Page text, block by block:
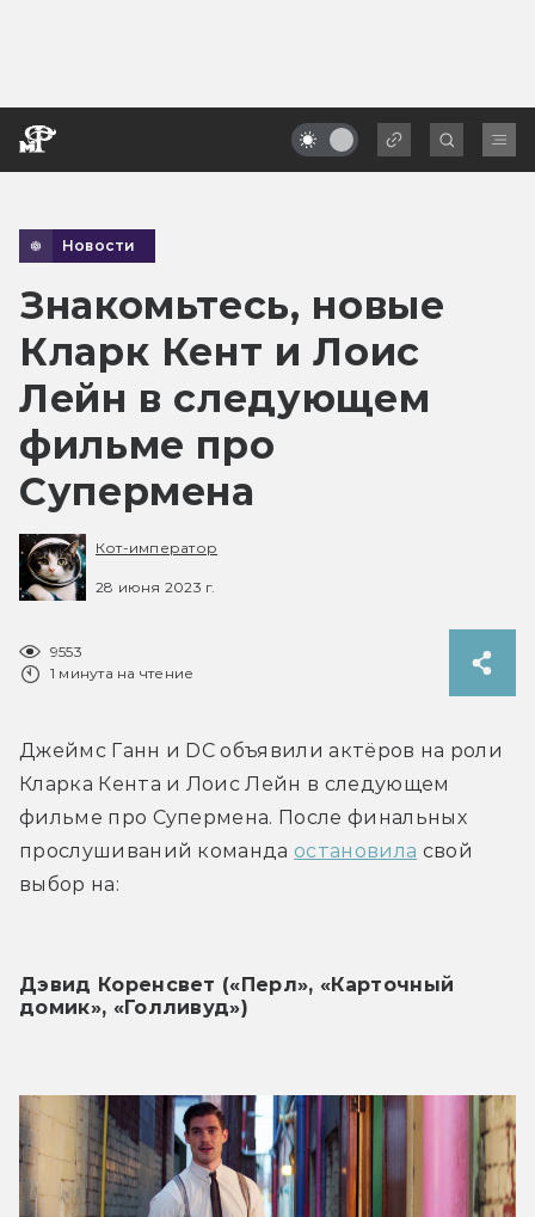
Новости
Знакомьтесь, новые
Кларк Кент и Лоис
Лейн в следующем
фильме про
Супермена
Кот-император
28 июня 2023 г.
9553
1 минута на чтение
Джеймс Ганн и DC объявили актёров на роли
Кларка Кента и Лоис Лейн в следующем
фильме про Супермена. После финальных
прослушиваний команда остановила свой
выбор на:
Дэвид Коренсвет («Перл», «Карточный
домик», «Голливуд»)